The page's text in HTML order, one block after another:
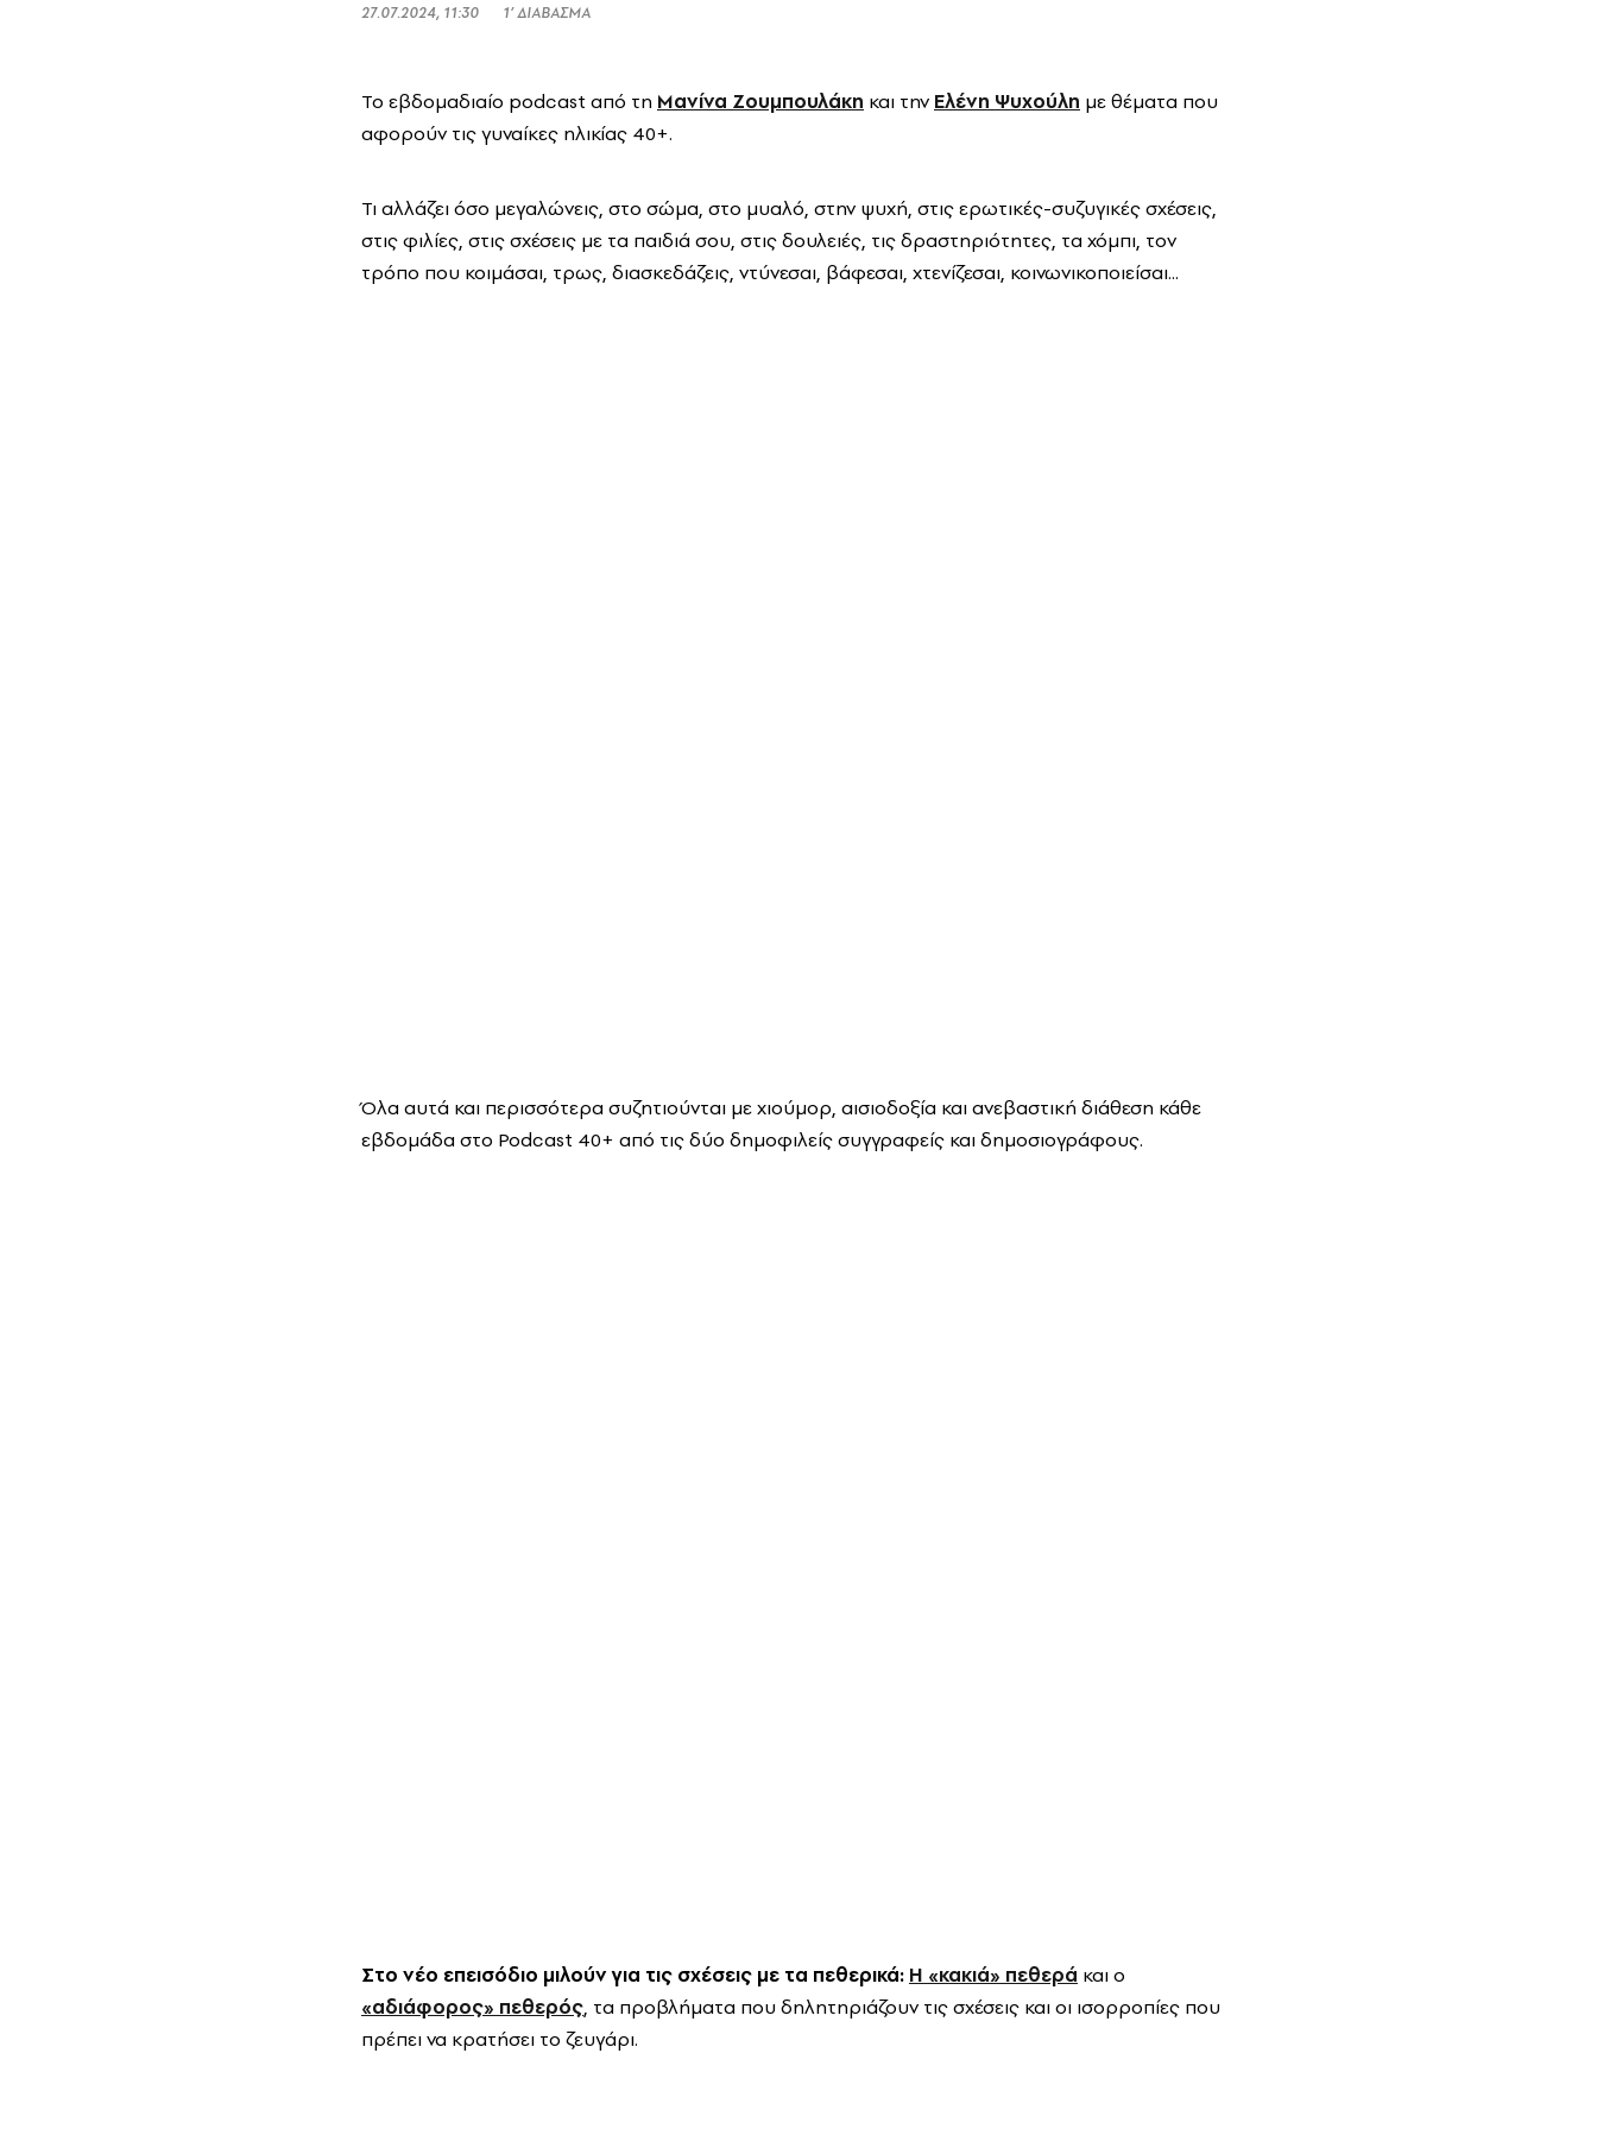
27.07.2024, 11:30 1’ ΔΙΑΒΑΣΜΑ
Το εβδομαδιαίο podcast από τη Μανίνα Ζουμπουλάκη και την Ελένη Ψυχούλη με θέματα που
αφορούν τις γυναίκες ηλικίας 40+.
Τι αλλάζει όσο μεγαλώνεις, στο σώμα, στο μυαλό, στην ψυχή, στις ερωτικές-συζυγικές σχέσεις,
στις φιλίες, στις σχέσεις με τα παιδιά σου, στις δουλειές, τις δραστηριότητες, τα χόμπι, τον
τρόπο που κοιμάσαι, τρως, διασκεδάζεις, ντύνεσαι, βάφεσαι, χτενίζεσαι, κοινωνικοποιείσαι...
Όλα αυτά και περισσότερα συζητιούνται με χιούμορ, αισιοδοξία και ανεβαστική διάθεση κάθε
εβδομάδα στο Podcast 40+ από τις δύο δημοφιλείς συγγραφείς και δημοσιογράφους.
Στο νέο επεισόδιο μιλούν για τις σχέσεις με τα πεθερικά: Η «κακιά» πεθερά και ο
«αδιάφορος» πεθερός, τα προβλήματα που δηλητηριάζουν τις σχέσεις και οι ισορροπίες που
πρέπει να κρατήσει το ζευγάρι.